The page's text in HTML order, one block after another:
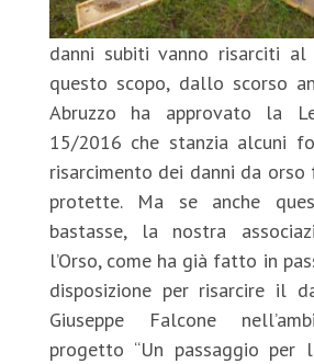
danni subiti vanno risarciti
questo scopo, dallo scorso
Abruzzo ha approvato la
15/2016 che stanzia alcuni
risarcimento dei danni da
protette. Ma se anche
bastasse, la nostra
l’Orso, come ha già fatto in
disposizione per risarcire il
Giuseppe Falcone
progetto “Un passaggio per